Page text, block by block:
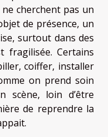
cherchent pas un
de présence, un
surtout dans des
fragilisée. Certains
coiffer, installer
on prend soin
scène, loin d’être
de reprendre la